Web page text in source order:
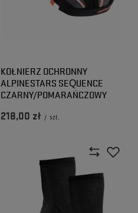
KOŁNIERZ OCHRONNY
ALPINESTARS SEQUENCE
CZARNY/POMARAŃCZOWY
218,00 zł / szt.